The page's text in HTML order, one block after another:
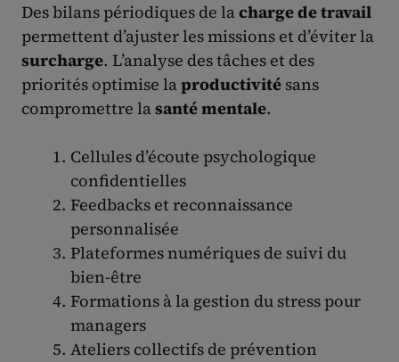
Des bilans périodiques de lacharge de travail
permettent d’ajuster les missions et d’éviter la
surcharge. L’analyse des tâches et des
priorités optimise laproductivité sans
compromettre lasanté mentale.
Cellules d’écoute psychologique
confidentielles
Feedbacks et reconnaissance
personnalisée
Plateformes numériques de suivi du
bien-être
Formations à la gestion du stress pour
managers
Ateliers collectifs de prévention